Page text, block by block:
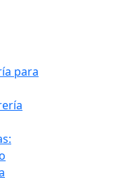
para